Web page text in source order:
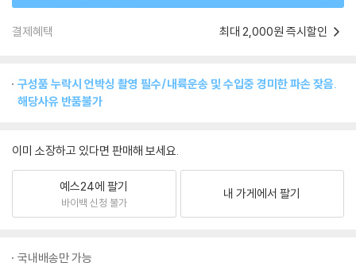
결제혜택 최대 2,000원 즉시할인
구성품 누락시 언박싱 촬영 필수/내륙운송 및 수입중 경미한 파손 잦음.
해당사유 반품불가
이미 소장하고 있다면 판매해 보세요.
예스24에 팔기
바이백 신청 불가
내 가게에서 팔기
국내배송만 가능